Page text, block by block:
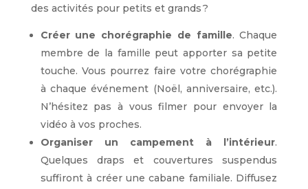
des activités pour petits et grands ?
Créer une chorégraphie de famille. Chaque
membre de la famille peut apporter sa petite
touche. Vous pourrez faire votre chorégraphie
à chaque événement (Noël, anniversaire, etc.).
N’hésitez pas à vous filmer pour envoyer la
vidéo à vos proches.
Organiser un campement à l’intérieur.
Quelques draps et couvertures suspendus
suffiront à créer une cabane familiale. Diffusez